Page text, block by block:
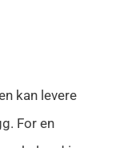
kan levere
For en